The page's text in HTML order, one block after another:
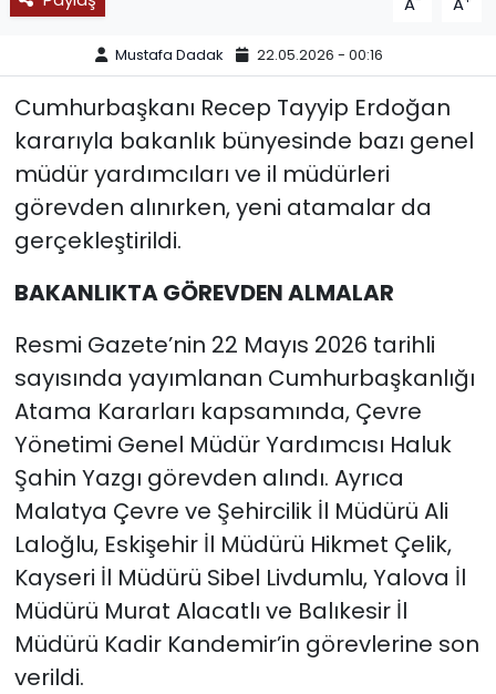
Mustafa Dadak 22.05.2026 - 00:16
Cumhurbaşkanı Recep Tayyip Erdoğan
kararıyla bakanlık bünyesinde bazı genel
müdür yardımcıları ve il müdürleri
görevden alınırken, yeni atamalar da
gerçekleştirildi.
BAKANLIKTA GÖREVDEN ALMALAR
Resmi Gazete’nin 22 Mayıs 2026 tarihli
sayısında yayımlanan Cumhurbaşkanlığı
Atama Kararları kapsamında, Çevre
Yönetimi Genel Müdür Yardımcısı Haluk
Şahin Yazgı görevden alındı. Ayrıca
Malatya Çevre ve Şehircilik İl Müdürü Ali
Laloğlu, Eskişehir İl Müdürü Hikmet Çelik,
Kayseri İl Müdürü Sibel Livdumlu, Yalova İl
Müdürü Murat Alacatlı ve Balıkesir İl
Müdürü Kadir Kandemir’in görevlerine son
verildi.